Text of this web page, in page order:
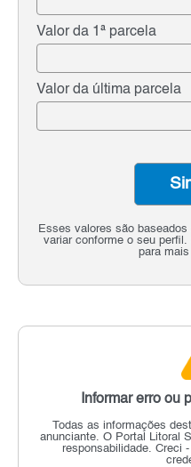
Valor da 1ª parcela
Valor da última parcela
Esses valores são
variar conforme o seu
para
Informar erro ou
Todas as informações
anunciante. O Portal Litoral
responsabilidade. Creci